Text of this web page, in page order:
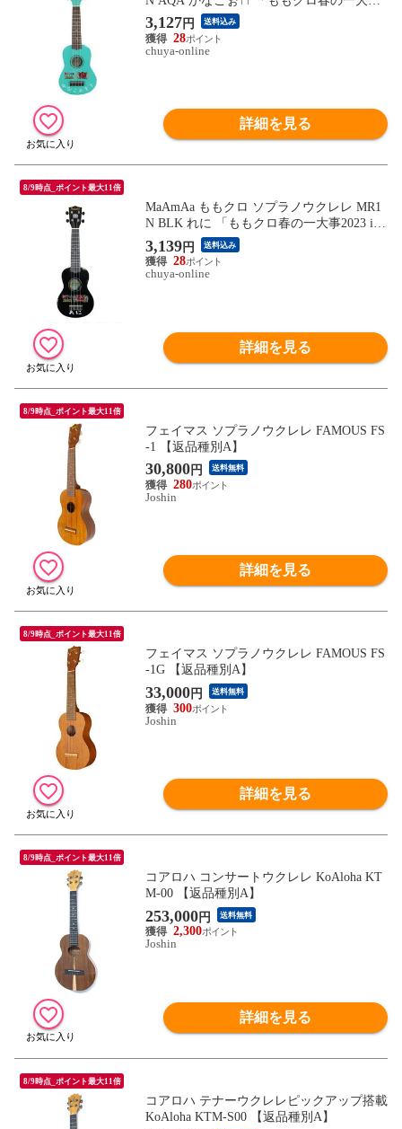
023 in 福山市」イベントコラボ製品
3,127 円 送料込み
28
chuya-online
詳細を見る
8/9時点_ポイント最大11倍
MaAmAa ももクロ ソプラノウクレレ MR1
N BLK れに 「ももクロ春の一大事2023 in
福山市」イベントコラボ製品
3,139円 送料込み
28
chuya-online
詳細を見る
8/9時点_ポイント最大11倍
フェイマス ソプラノウクレレ FAMOUS FS
-1 【返品種別A】
30,800円 送料無料
280
Joshin
詳細を見る
8/9時点_ポイント最大11倍
フェイマス ソプラノウクレレ FAMOUS FS
-1G 【返品種別A】
33,000円 送料無料
300
Joshin
詳細を見る
8/9時点_ポイント最大11倍
コアロハ コンサートウクレレ KoAloha KT
M-00 【返品種別A】
253,000円 送料無料
2,300
Joshin
詳細を見る
8/9時点_ポイント最大11倍
コアロハ テナーウクレレピックアップ搭載
KoAloha KTM-S00 【返品種別A】